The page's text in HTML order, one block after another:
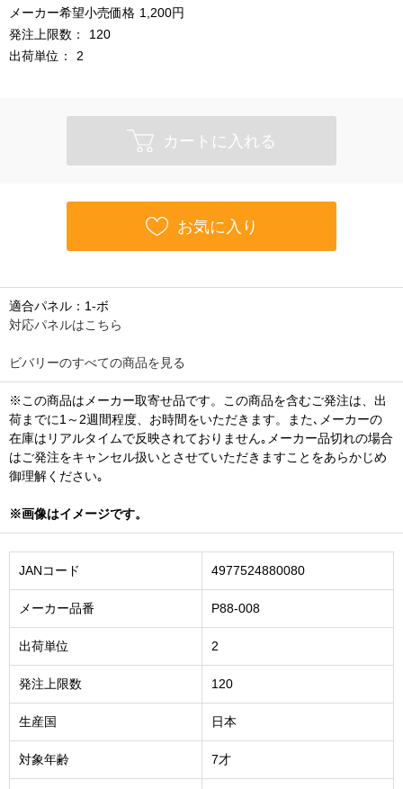
メーカー希望小売価格 1,200円
発注上限数：
120
出荷単位：
2
カートに入れる
お気に入り
適合パネル：1-ボ
対応パネルはこちら
ビバリーのすべての商品を見る
※この商品はメーカー取寄せ品です。この商品を含むご発注は、出
荷までに1～2週間程度、お時間をいただきます。また､メーカーの
在庫はリアルタイムで反映されておりません｡メーカー品切れの場合
はご発注をキャンセル扱いとさせていただきますことをあらかじめ
御理解ください｡
※画像はイメージです。
JANコード 4977524880080
メーカー品番 P88-008
出荷単位 2
発注上限数 120
生産国 日本
対象年齢 7才